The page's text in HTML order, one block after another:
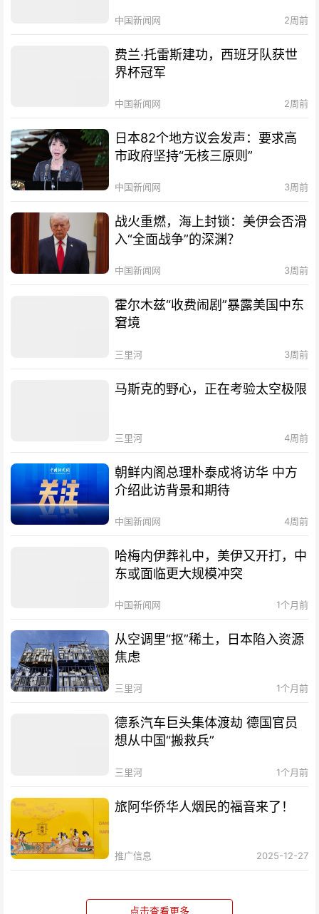
中国新闻网 2周前
费兰·托雷斯建功，西班牙队获世
界杯冠军
中国新闻网 2周前
日本82个地方议会发声：要求高
市政府坚持“无核三原则”
中国新闻网 3周前
战火重燃，海上封锁：美伊会否滑
入“全面战争”的深渊？
中国新闻网 3周前
霍尔木兹“收费闹剧”暴露美国中东
窘境
三里河 3周前
马斯克的野心，正在考验太空极限
三里河 4周前
朝鲜内阁总理朴泰成将访华 中方
介绍此访背景和期待
中国新闻网 4周前
哈梅内伊葬礼中，美伊又开打，中
东或面临更大规模冲突
中国新闻网 1个月前
从空调里“抠”稀土，日本陷入资源
焦虑
三里河 1个月前
德系汽车巨头集体渡劫 德国官员
想从中国“搬救兵”
三里河 1个月前
旅阿华侨华人烟民的福音来了！
推广信息 2025-12-27
点击查看更多